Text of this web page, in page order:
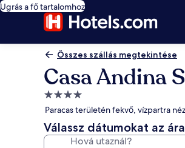
Ugrás a fő tartalomhoz
Összes szállás megtekintése
Casa Andina
4.0
csillagos
szálláshely
Paracas területén fekvő, vízpartra
Válassz dátumokat az
Hová utaznál?